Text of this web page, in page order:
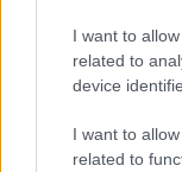
I want to
related to
device
I want to
related to
azt hitte, hogy
értelmiségi
És milyen